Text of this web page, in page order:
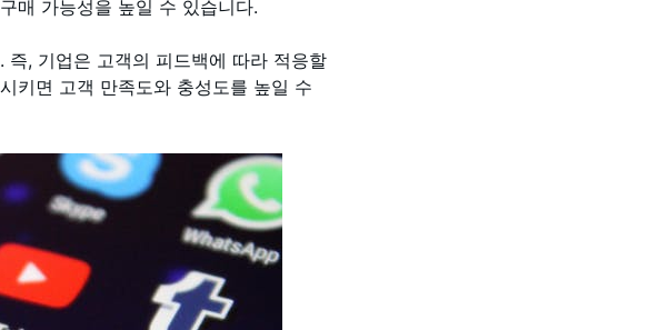
매 가능성을 높일 수 있습니다.
, 기업은 고객의 피드백에 따라 적응할
키면 고객 만족도와 충성도를 높일 수